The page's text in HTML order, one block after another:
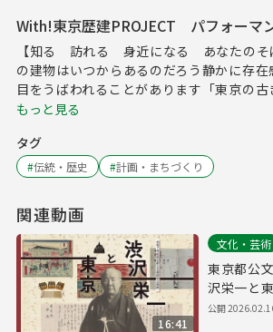
With!東京歴建PROJECT パフォーマ
【知る 訪れる 身近になる あなたのそ
の建物はいつからあるのだろう静かに存
⽬をうばわれることがあります「東京の古
もっと見る
タグ
#伝統・歴史 #計画・まちづくり
関連動画
16:41
文化・芸術
東京都公
沢栄一と東
公開